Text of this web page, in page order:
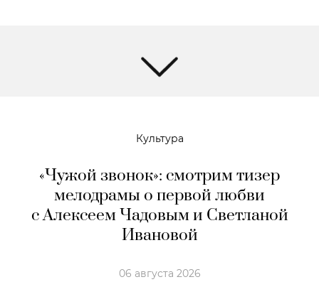
Культура
«Чужой звонок»: смотрим тизер
мелодрамы о первой любви
с Алексеем Чадовым и Светланой
Ивановой
06 августа 2026